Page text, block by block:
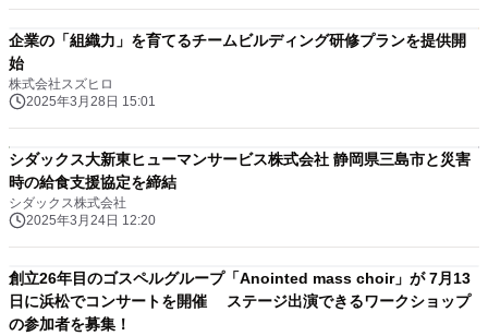
企業の「組織力」を育てるチームビルディング研修プランを提供開
始
株式会社スズヒロ
2025年3月28日 15:01
シダックス大新東ヒューマンサービス株式会社 静岡県三島市と災害
時の給食支援協定を締結
シダックス株式会社
2025年3月24日 12:20
創立26年目のゴスペルグループ「Anointed mass choir」が 7月13
日に浜松でコンサートを開催 ステージ出演できるワークショップ
の参加者を募集！